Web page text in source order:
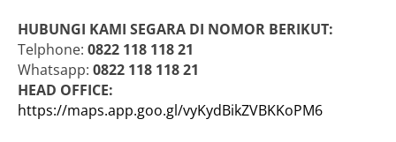
HUBUNGI KAMI SEGARA DI NOMOR BERIKUT:
Telphone: 0822 118 118 21
Whatsapp: 0822 118 118 21
HEAD OFFICE:
https://maps.app.goo.gl/vyKydBikZVBKKoPM6